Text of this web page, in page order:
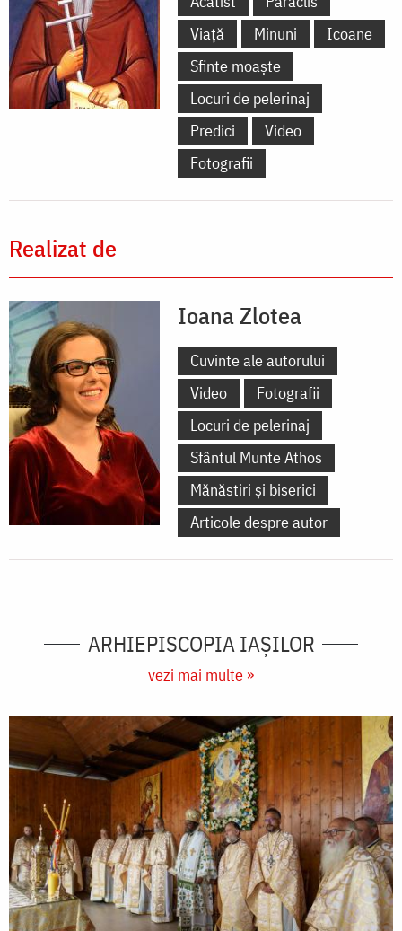
Viață
Minuni
Icoane
Sfinte moaște
Locuri de pelerinaj
Predici
Video
Fotografii
Realizat de
Ioana Zlotea
Cuvinte ale autorului
Video
Fotografii
Locuri de pelerinaj
Sfântul Munte Athos
Mănăstiri și biserici
Articole despre autor
ARHIEPISCOPIA IAŞILOR
vezi mai multe »